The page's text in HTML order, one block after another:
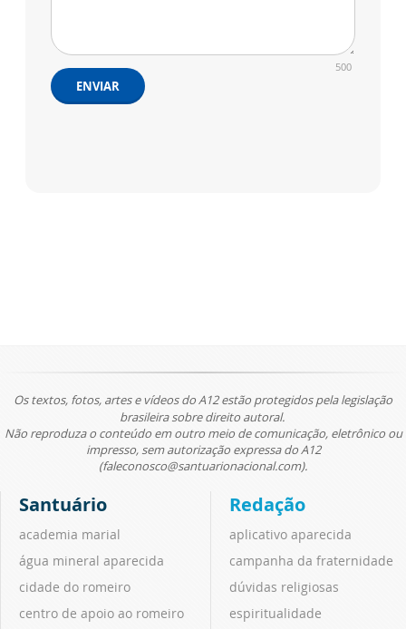
500
ENVIAR
Os textos, fotos, artes e vídeos do A12 estão protegidos pela legislação
brasileira sobre direito autoral.
Não reproduza o conteúdo em outro meio de comunicação, eletrônico ou
impresso, sem autorização expressa do A12
(faleconosco@santuarionacional.com).
Santuário
academia marial
água mineral aparecida
cidade do romeiro
centro de apoio ao romeiro
Redação
aplicativo aparecida
campanha da fraternidade
dúvidas religiosas
espiritualidade